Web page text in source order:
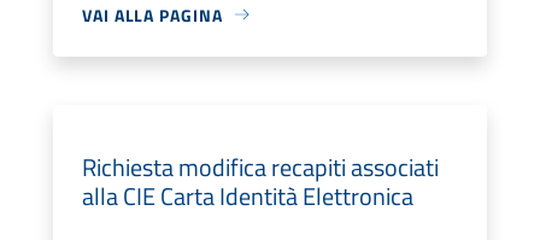
VAI ALLA PAGINA
Richiesta modifica recapiti associati
alla CIE Carta Identità Elettronica